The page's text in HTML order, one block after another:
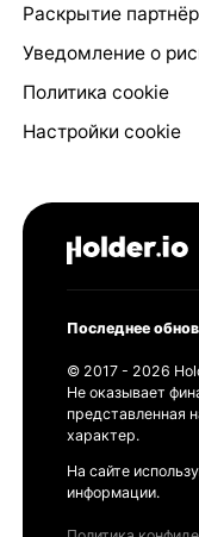
Раскрытие
Уведомление о
Политика cookie
Настройки cookie
Последнее
© 2017 - 2026
Не оказывает
представленная
характер.
На сайте
информации.